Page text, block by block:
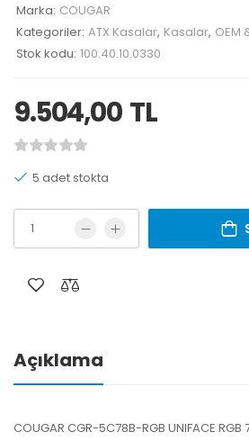
Marka: COUGAR
Kategoriler: ATX Kasalar, Kasalar, OEM
Stok kodu: 100.40.10.0330
9.504,00 TL
5 adet stokta
Açıklama
COUGAR CGR-5C78B-RGB UNIFACE